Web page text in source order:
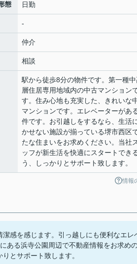
態 日勤
-
仲介
相談
駅から徒歩8分の物件です。第一種
層住居専用地域内の中古マンション
す。住み心地も充実した、きれいな
マンションです。エレベーターがあ
件です。お引越しをするなら、生活
かせない施設が揃っている堺市西区
たな住まいをお求めください。当社
ッフが新生活を快適にスタートでき
う、しっかりとサポート致します。
情報
感を感じます。引っ越しにも便利なエレ
ある浜寺公園周辺で不動産情報をお求め
とサポート致します。